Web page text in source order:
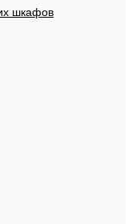
шкафов